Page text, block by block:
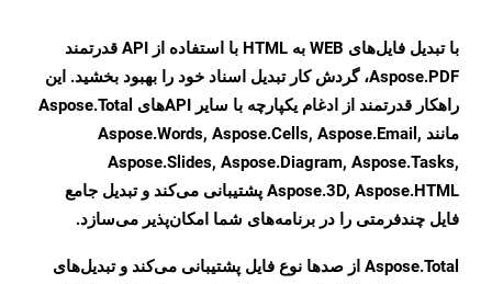
با تبدیل فایل‌های WEB به HTML با استفاده از API قدرتمند
Aspose.PDF، گردش کار تبدیل اسناد خود را بهبود بخشید. این
راهکار قدرتمند از ادغام یکپارچه با سایر APIهای Aspose.Total
مانند Aspose.Words, Aspose.Cells, Aspose.Email,
Aspose.Slides, Aspose.Diagram, Aspose.Tasks,
Aspose.3D, Aspose.HTML پشتیبانی می‌کند و تبدیل جامع
فایل چندفرمتی را در برنامه‌های شما امکان‌پذیر می‌سازد.
Aspose.Total از صدها نوع فایل پشتیبانی می‌کند و تبدیل‌های